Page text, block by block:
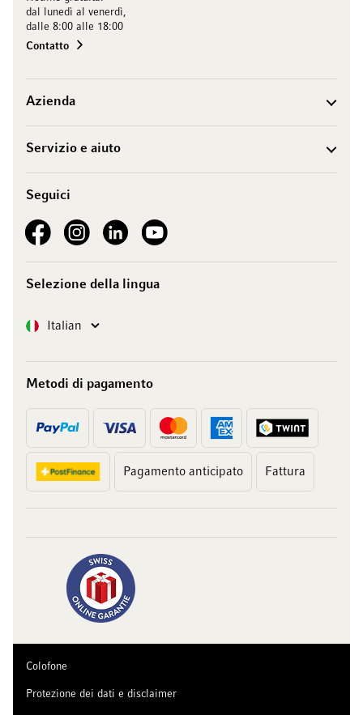
dal lunedì al venerdì,
dalle 8:00 alle 18:00
Contatto
Azienda
Servizio e aiuto
Seguici
See our FacebookSee our Instagram account
See our LinkedInSee our YouTube channel
Selezione della lingua
Lingua Italian
Metodi di pagamento
Pagamento anticipato Fattura
Colofone
Protezione dei dati e disclaimer